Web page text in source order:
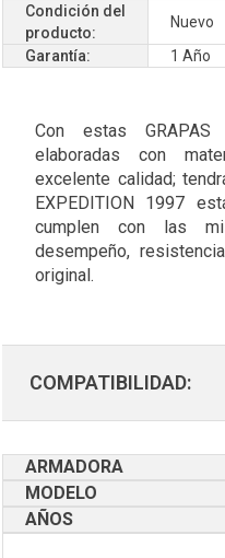
Condición del
producto:
Nuevo
Garantía:
1 Año
Con estas GRAPAS
elaboradas con
excelente calidad;
EXPEDITION 1997
cumplen con las
desempeño,
original.
COMPATIBILIDAD:
ARMADORA
MODELO
AÑOS